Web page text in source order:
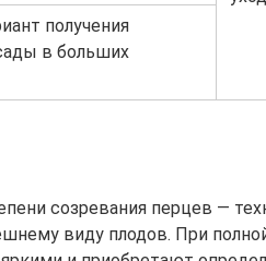
получения
в больших
созревания перцев —
виду плодов. При